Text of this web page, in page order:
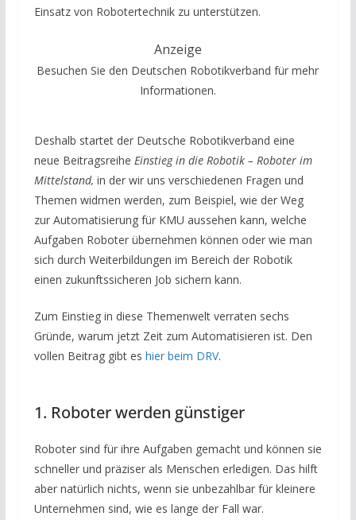
Einsatz von Robotertechnik zu unterstützen.
Anzeige
Besuchen Sie den Deutschen Robotikverband für mehr
Informationen.
Deshalb startet der Deutsche Robotikverband eine
neue Beitragsreihe Einstieg in die Robotik – Roboter im
Mittelstand, in der wir uns verschiedenen Fragen und
Themen widmen werden, zum Beispiel, wie der Weg
zur Automatisierung für KMU aussehen kann, welche
Aufgaben Roboter übernehmen können oder wie man
sich durch Weiterbildungen im Bereich der Robotik
einen zukunftssicheren Job sichern kann.
Zum Einstieg in diese Themenwelt verraten sechs
Gründe, warum jetzt Zeit zum Automatisieren ist. Den
vollen Beitrag gibt es hier beim DRV.
1. Roboter werden günstiger
Roboter sind für ihre Aufgaben gemacht und können sie
schneller und präziser als Menschen erledigen. Das hilft
aber natürlich nichts, wenn sie unbezahlbar für kleinere
Unternehmen sind, wie es lange der Fall war.